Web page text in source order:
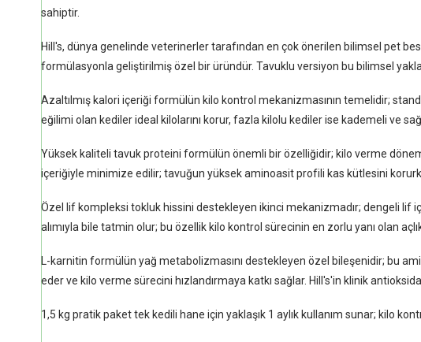
sahiptir.
Hill's, dünya genelinde veterinerler tarafından en çok önerilen bilimsel pet
formülasyonla geliştirilmiş özel bir üründür. Tavuklu versiyon bu bilimsel
Azaltılmış kalori içeriği formülün kilo kontrol mekanizmasının temelidir;
eğilimi olan kediler ideal kilolarını korur, fazla kilolu kediler ise kademeli ve
Yüksek kaliteli tavuk proteini formülün önemli bir özelliğidir; kilo verme
içeriğiyle minimize edilir; tavuğun yüksek aminoasit profili kas kütlesini
Özel lif kompleksi tokluk hissini destekleyen ikinci mekanizmadır; dengeli lif
alımıyla bile tatmin olur; bu özellik kilo kontrol sürecinin en zorlu yanı olan
L-karnitin formülün yağ metabolizmasını destekleyen özel bileşenidir; bu
eder ve kilo verme sürecini hızlandırmaya katkı sağlar. Hill's'in klinik
1,5 kg pratik paket tek kedili hane için yaklaşık 1 aylık kullanım sunar; kilo